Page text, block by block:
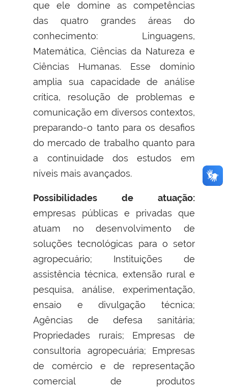
que ele domine as competências
das quatro grandes áreas do
conhecimento: Linguagens,
Matemática, Ciências da Natureza e
Ciências Humanas. Esse domínio
amplia sua capacidade de análise
crítica, resolução de problemas e
comunicação em diversos contextos,
preparando-o tanto para os desafios
do mercado de trabalho quanto para
a continuidade dos estudos em
níveis mais avançados.
Possibilidades de atuação:
empresas públicas e privadas que
atuam no desenvolvimento de
soluções tecnológicas para o setor
agropecuário; Instituições de
assistência técnica, extensão rural e
pesquisa, análise, experimentação,
ensaio e divulgação técnica;
Agências de defesa sanitária;
Propriedades rurais; Empresas de
consultoria agropecuária; Empresas
de comércio e de representação
comercial de produtos